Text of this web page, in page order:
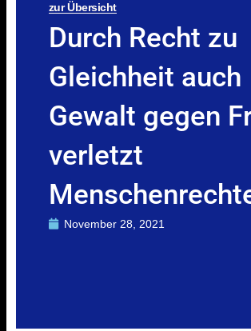
zur Übersicht
Durch Recht zu
Gleichheit auch
Gewalt gegen
verletzt
November 28, 2021